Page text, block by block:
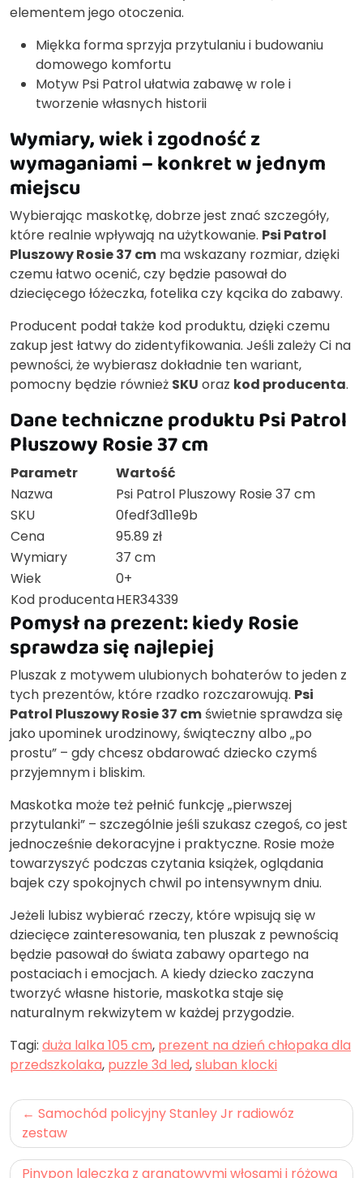
elementem jego otoczenia.
Miękka forma sprzyja przytulaniu i budowaniu
domowego komfortu
Motyw Psi Patrol ułatwia zabawę w role i
tworzenie własnych historii
Wymiary, wiek i zgodność z
wymaganiami – konkret w jednym
miejscu
Wybierając maskotkę, dobrze jest znać szczegóły,
które realnie wpływają na użytkowanie. Psi Patrol
Pluszowy Rosie 37 cm ma wskazany rozmiar, dzięki
czemu łatwo ocenić, czy będzie pasował do
dziecięcego łóżeczka, fotelika czy kącika do zabawy.
Producent podał także kod produktu, dzięki czemu
zakup jest łatwy do zidentyfikowania. Jeśli zależy Ci na
pewności, że wybierasz dokładnie ten wariant,
pomocny będzie również SKU oraz kod producenta.
Dane techniczne produktu Psi Patrol
Pluszowy Rosie 37 cm
Parametr
Wartość
Nazwa
Psi Patrol Pluszowy Rosie 37 cm
SKU
0fedf3d11e9b
Cena
95.89 zł
Wymiary
37 cm
Wiek
0+
Kod producentaHER34339
Pomysł na prezent: kiedy Rosie
sprawdza się najlepiej
Pluszak z motywem ulubionych bohaterów to jeden z
tych prezentów, które rzadko rozczarowują. Psi
Patrol Pluszowy Rosie 37 cm świetnie sprawdza się
jako upominek urodzinowy, świąteczny albo „po
prostu” – gdy chcesz obdarować dziecko czymś
przyjemnym i bliskim.
Maskotka może też pełnić funkcję „pierwszej
przytulanki” – szczególnie jeśli szukasz czegoś, co jest
jednocześnie dekoracyjne i praktyczne. Rosie może
towarzyszyć podczas czytania książek, oglądania
bajek czy spokojnych chwil po intensywnym dniu.
Jeżeli lubisz wybierać rzeczy, które wpisują się w
dziecięce zainteresowania, ten pluszak z pewnością
będzie pasował do świata zabawy opartego na
postaciach i emocjach. A kiedy dziecko zaczyna
tworzyć własne historie, maskotka staje się
naturalnym rekwizytem w każdej przygodzie.
Tagi: duża lalka 105 cm, prezent na dzień chłopaka dla
przedszkolaka, puzzle 3d led,sluban klocki
Nawigacja
wpisu
Samochód policyjny Stanley Jr radiowóz
zestaw
Pinypon laleczka z granatowymi włosami i różową